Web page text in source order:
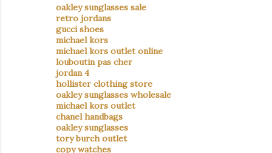
oakley sunglasses sale
retro jordans
gucci shoes
michael kors
michael kors outlet online
louboutin pas cher
jordan 4
hollister clothing store
oakley sunglasses wholesale
michael kors outlet
chanel handbags
oakley sunglasses
tory burch outlet
copy watches